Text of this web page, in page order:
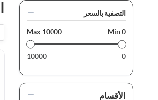
التصفية بالسعر
0
10000
0
10000
الأقسام